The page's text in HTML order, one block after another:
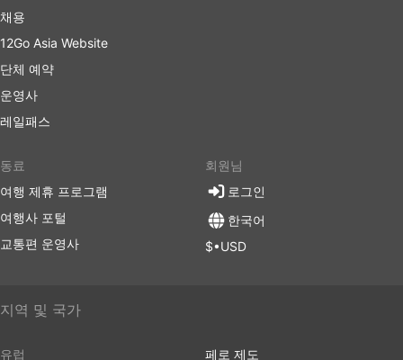
버스 여행 장점
버스는 기차나 비행기로 갈 수 없는 여행지로 가는 최
비행기 여행이나 때때로 철도 여행과는 반대로 버스를
다. 국제선에서도 체크인에 많은 시간이 걸리지 않습
니다. 수하물 허용 한도는 일반적으로 매우 여행자 친
대한 요금은 일반적으로 그리 높지 않습니다.
버스 티켓은 항공 또는 고속 열차 티켓에 비해 더 저렴
수 있고 최고의 편안함을 제공하지는 않지만 견딜만하
경우, 화장실에 갈 수 있는 시간이 주어지며 간식, 물,
채용
12Go Asia Website
단체 예약
운영사
레일패스
동료
여행 제휴 프로그램
여행사 포털
교통편 운영사
회원님
로그인
한국어
$•USD
지역 및 국가
유럽 페로 제도